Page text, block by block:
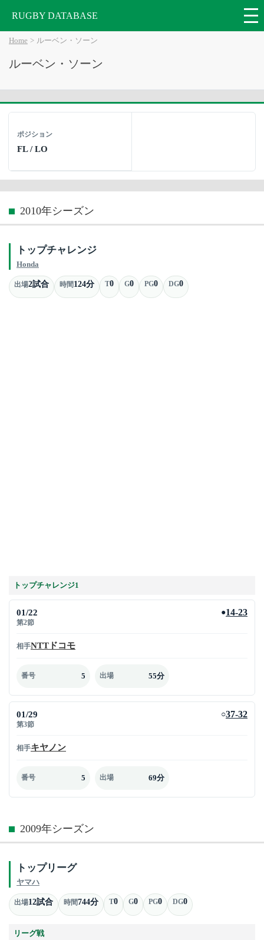
RUGBY DATABASE
Home ルーベン・ソーン
ルーベン・ソーン
ポジション
FL / LO
2010年シーズン
トップチャレンジ
Honda
出場2試合 時間124分 T0 G0 PG0 DG0
トップチャレンジ1
01/22
第2節
●14-23
相手NTTドコモ
番号 5 出場 55分
01/29
第3節
○37-32
相手キヤノン
番号 5 出場 69分
2009年シーズン
トップリーグ
ヤマハ
出場12試合 時間744分 T0 G0 PG0 DG0
リーグ戦